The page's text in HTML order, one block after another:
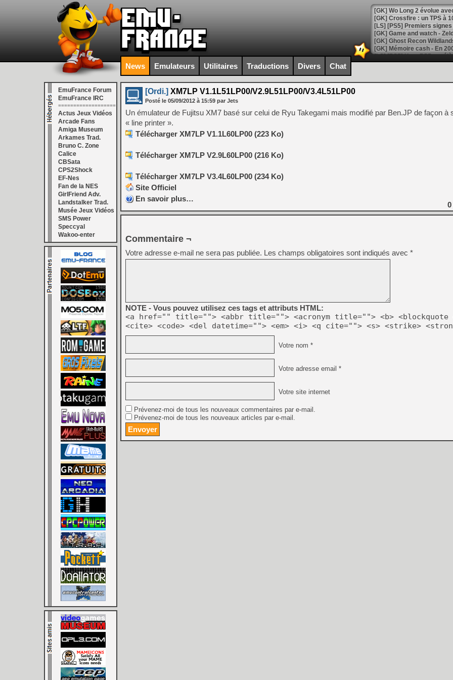
[GK] Wo Long 2 évolue
[GK] Crossfire : un TPS à
[LS] [PS5] Premiers
[Mo5] DOOM arrive en
[GK] Bethesda fête les 30
[GK] Roblox : l'action en
[GK] Agenda - GeForce
[LS] [PS5] ps5-y2jb-
[GK] Pourquoi Marvel
[GK] Test : Restory : Chill
[GK] GTA 6 : Rockstar
[GK] Hot Wheels Infinite
[GK] Mémoire cash -
[GK] Résultats Nintendo :
[GK] Déjà des
[Mo5] Brickboy cherche à
[GK] Beast of
[GK] Ubisoft : fin de partie
[GK] Mémoire cash -
[GK] Comment EA Sports
[GK] Crimson Moon : un
[GK] Isle of Reveries : le
[GK] Moonlighter 2 : The
[GK] Capcom relance
[Mo5] Deux inédits du
[GK] Le beat'em up The
[GK] Mistfall Hunter : déjà
News Emulateurs Utilitaires Traductions Divers Chat
EmuFrance Forum
EmuFrance IRC
===================
Actus Jeux Vidéos
Arcade Fans
Amiga Museum
Arkames Trad.
Bruno C. Zone
Calice
CBSata
CPS2Shock
EF-Nes
Fan de la NES
GirlFriend Adv.
Landstalker Trad.
Musée Jeux Vidéos
SMS Power
Speccyal
Wakoo-enter
[Ordi.] XM7LP V1.1L51LP00/V2.9L51LP00/V3.4L51LP00
Posté le 05/09/2012 à 15:59 par Jets
Un émulateur de Fujitsu XM7 basé sur celui de Ryu Takegami mais modifié par Ben.JP de façon à
« line printer ».
Télécharger XM7LP V1.1L60LP00 (223 Ko)
Télécharger XM7LP V2.9L60LP00 (216 Ko)
Télécharger XM7LP V3.4L60LP00 (234 Ko)
Site Officiel
En savoir plus…
0
Commentaire ¬
Votre adresse e-mail ne sera pas publiée. Les champs obligatoires sont indiqués avec *
NOTE - Vous pouvez utilisez ces tags et attributs HTML:
<a href="" title=""> <abbr title=""> <acronym title=""> <b> <blockquote
<cite> <code> <del datetime=""> <em> <i> <q cite=""> <s> <strike>
Votre nom *
Votre adresse email *
Votre site internet
Prévenez-moi de tous les nouveaux commentaires par e-mail.
Prévenez-moi de tous les nouveaux articles par e-mail.